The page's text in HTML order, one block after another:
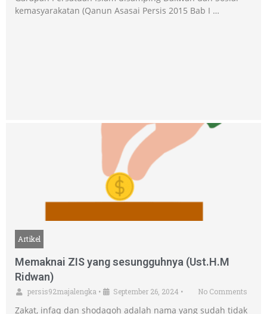
kemasyarakatan (Qanun Asasai Persis 2015 Bab I …
Artikel
Memaknai ZIS yang sesungguhnya (Ust.H.M
Ridwan)
persis92majalengka • September 26, 2024 • No Comments
Zakat, infaq dan shodaqoh adalah nama yang sudah tidak